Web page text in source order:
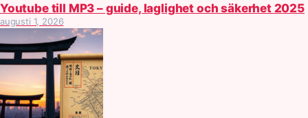
Youtube till MP3 – guide, laglighet och säkerhet 2025
augusti 1, 2026